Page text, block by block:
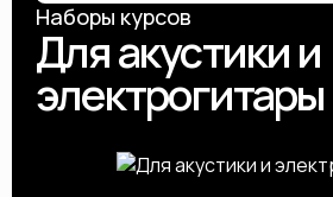
Наборы курсов
Для акустики и
электрогитары